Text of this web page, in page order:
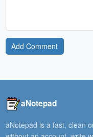
Add Comment
aNotepad
aNotepad is a fast, clean